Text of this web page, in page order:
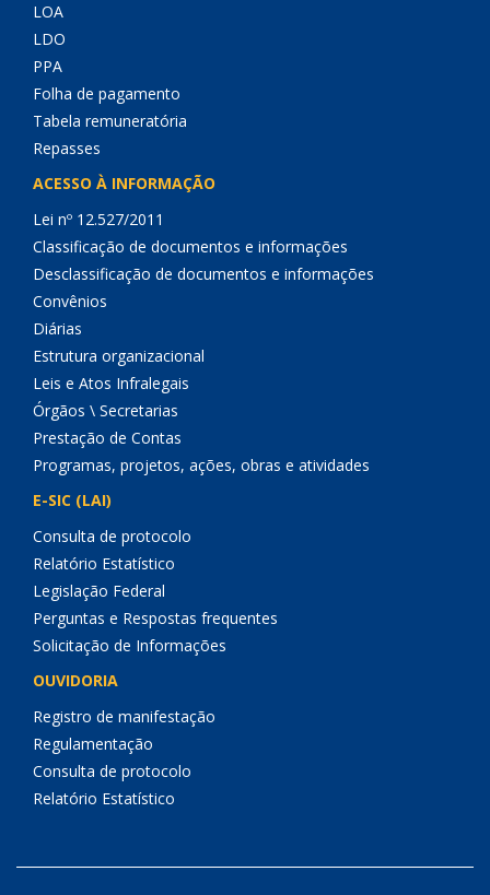
LOA
LDO
PPA
Folha de pagamento
Tabela remuneratória
Repasses
ACESSO À INFORMAÇÃO
Lei nº 12.527/2011
Classificação de documentos e informações
Desclassificação de documentos e informações
Convênios
Diárias
Estrutura organizacional
Leis e Atos Infralegais
Órgãos \ Secretarias
Prestação de Contas
Programas, projetos, ações, obras e atividades
E-SIC (LAI)
Consulta de protocolo
Relatório Estatístico
Legislação Federal
Perguntas e Respostas frequentes
Solicitação de Informações
OUVIDORIA
Registro de manifestação
Regulamentação
Consulta de protocolo
Relatório Estatístico